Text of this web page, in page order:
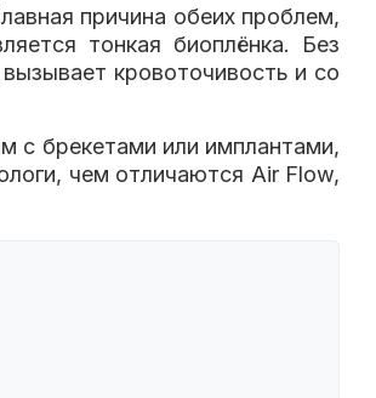
причина обеих проблем,
тонкая биоплёнка. Без
кровоточивость и со
с брекетами или имплантами,
чем отличаются Air Flow,